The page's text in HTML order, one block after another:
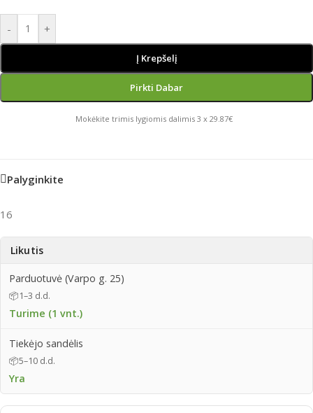
- +
Į Krepšelį
Pirkti Dabar
Mokėkite trimis lygiomis dalimis 3 x 29.87€
Palyginkite
16
Likutis
Parduotuvė (Varpo g. 25)
📦1–3 d.d.
Turime (1 vnt.)
Tiekėjo sandėlis
📦5–10 d.d.
Yra